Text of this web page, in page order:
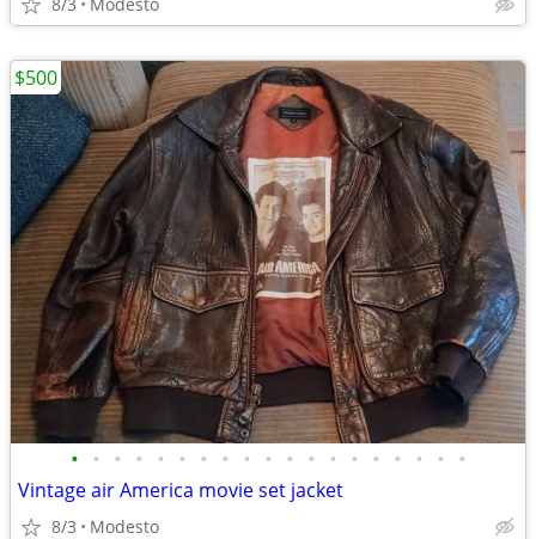
• • • • • • • • • • • • • • • • • • •
Vintage air America movie set jacket
8/3 Modesto
$500